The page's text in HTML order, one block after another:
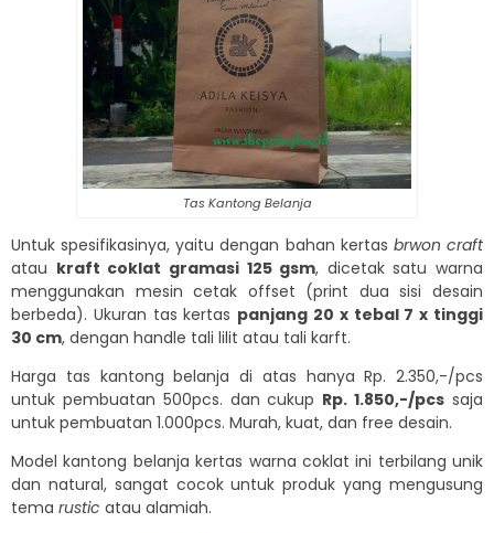
Tas Kantong Belanja
Untuk spesifikasinya, yaitu dengan bahan kertas brwon craft
atau kraft coklat gramasi 125 gsm, dicetak satu warna
menggunakan mesin cetak offset (print dua sisi desain
berbeda). Ukuran tas kertas panjang 20 x tebal 7 x tinggi
30 cm, dengan handle tali lilit atau tali karft.
Harga tas kantong belanja di atas hanya Rp. 2.350,-/pcs
untuk pembuatan 500pcs. dan cukup Rp. 1.850,-/pcs saja
untuk pembuatan 1.000pcs. Murah, kuat, dan free desain.
Model kantong belanja kertas warna coklat ini terbilang unik
dan natural, sangat cocok untuk produk yang mengusung
tema rustic atau alamiah.